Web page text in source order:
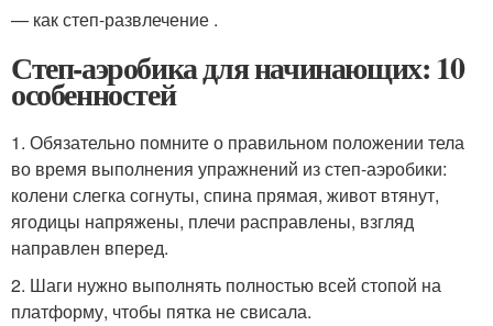
— как степ-развлечение .
Степ-аэробика для начинающих: 10
особенностей
1. Обязательно помните о правильном положении тела
во время выполнения упражнений из степ-аэробики:
колени слегка согнуты, спина прямая, живот втянут,
ягодицы напряжены, плечи расправлены, взгляд
направлен вперед.
2. Шаги нужно выполнять полностью всей стопой на
платформу, чтобы пятка не свисала.